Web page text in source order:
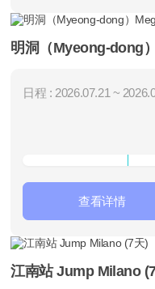
明洞（Myeong-dong
日程 : 2026.07.21 ~
查看详情
江南站 Jump Milano